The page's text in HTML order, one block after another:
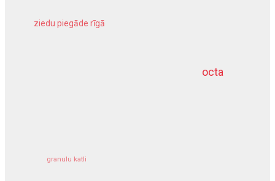
octa
ziedu piegāde rīgā
granulu katli
dziļurbums